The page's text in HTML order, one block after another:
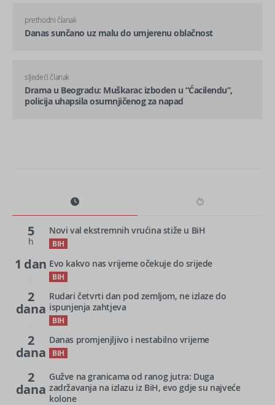
prethodni članak
Danas sunčano uz malu do umjerenu oblačnost
sljedeći članak
Drama u Beogradu: Muškarac izboden u “Ćacilendu”,
policija uhapsila osumnjičenog za napad
5
h
Novi val ekstremnih vrućina stiže u BiH
BIH
1 dan Evo kakvo nas vrijeme očekuje do srijede
BIH
2
dana
Rudari četvrti dan pod zemljom, ne izlaze do
ispunjenja zahtjeva
BIH
2
dana
Danas promjenjljivo i nestabilno vrijeme
BIH
2
dana
Gužve na granicama od ranog jutra: Duga
zadržavanja na izlazu iz BiH, evo gdje su najveće
kolone